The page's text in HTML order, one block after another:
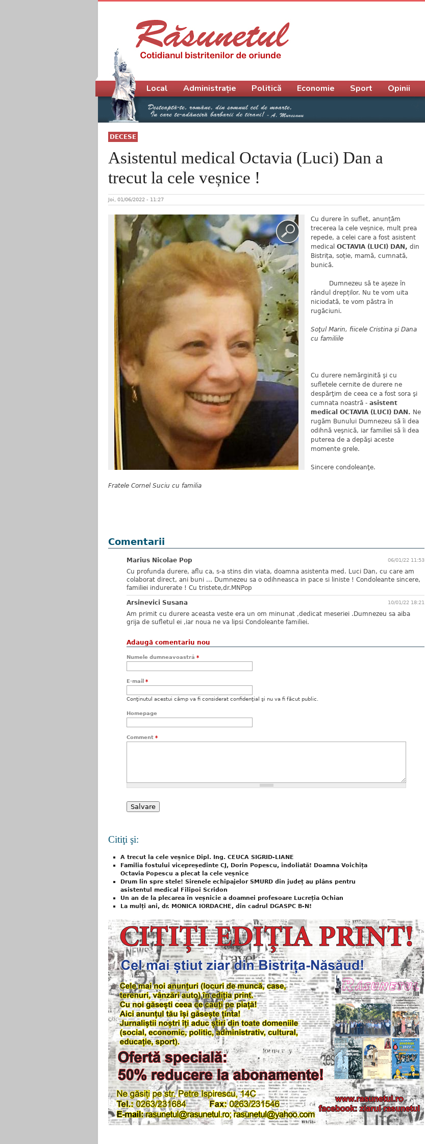
DECESE
Asistentul medical Octavia (Luci) Dan a
trecut la cele veșnice !
Joi, 01/06/2022 - 11:27
Cu durere în suflet, anunțăm
trecerea la cele veșnice, mult prea
repede, a celei care a fost asistent
medical OCTAVIA (LUCI) DAN, din
Bistrița, soție, mamă, cumnată,
bunică.
Dumnezeu să te așeze în
rândul drepților. Nu te vom uita
niciodată, te vom păstra în
rugăciuni.
Soţul Marin, fiicele Cristina şi Dana
cu familiile
Cu durere nemărginită şi cu
sufletele cernite de durere ne
despărţim de ceea ce a fost sora şi
cumnata noastră - asistent
medical OCTAVIA (LUCI) DAN. Ne
rugăm Bunului Dumnezeu să îi dea
odihnă veşnică, iar familiei să îi dea
puterea de a depăşi aceste
momente grele.
Sincere condoleanţe.
Fratele Cornel Suciu cu familia
Comentarii
06/01/22 11:53
Marius Nicolae Pop
Cu profunda durere, aflu ca, s-a stins din viata, doamna asistenta med. Luci Dan, cu care am
colaborat direct, ani buni ... Dumnezeu sa o odihneasca in pace si liniste ! Condoleante sincere,
familiei indurerate ! Cu tristete,dr.MNPop
10/01/22 18:21
Arsinevici Susana
Am primit cu durere aceasta veste era un om minunat ,dedicat meseriei .Dumnezeu sa aiba
grija de sufletul ei ,iar noua ne va lipsi Condoleante familiei.
Adaugă comentariu nou
Numele dumneavoastră *
E-mail *
Conţinutul acestui câmp va fi considerat confidenţial şi nu va fi făcut public.
Homepage
Comment *
Citiţi şi:
A trecut la cele veșnice Dipl. Ing. CEUCA SIGRID-LIANE
Familia fostului vicepreședinte CJ, Dorin Popescu, îndoliată! Doamna Voichița
Octavia Popescu a plecat la cele veșnice
Drum lin spre stele! Sirenele echipajelor SMURD din județ au plâns pentru
asistentul medical Filipoi Scridon
Un an de la plecarea în veșnicie a doamnei profesoare Lucreția Ochian
La mulți ani, dr. MONICA IORDACHE, din cadrul DGASPC B-N!
Meniu principal
Local Administrație Politică Economie Sport Opinii